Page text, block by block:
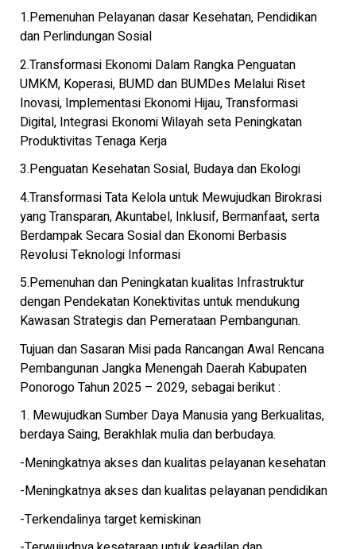
1.Pemenuhan Pelayanan dasar Kesehatan, Pendidikan
dan Perlindungan Sosial
2.Transformasi Ekonomi Dalam Rangka Penguatan
UMKM, Koperasi, BUMD dan BUMDes Melalui Riset
Inovasi, Implementasi Ekonomi Hijau, Transformasi
Digital, Integrasi Ekonomi Wilayah seta Peningkatan
Produktivitas Tenaga Kerja
3.Penguatan Kesehatan Sosial, Budaya dan Ekologi
4.Transformasi Tata Kelola untuk Mewujudkan Birokrasi
yang Transparan, Akuntabel, Inklusif, Bermanfaat, serta
Berdampak Secara Sosial dan Ekonomi Berbasis
Revolusi Teknologi Informasi
5.Pemenuhan dan Peningkatan kualitas Infrastruktur
dengan Pendekatan Konektivitas untuk mendukung
Kawasan Strategis dan Pemerataan Pembangunan.
Tujuan dan Sasaran Misi pada Rancangan Awal Rencana
Pembangunan Jangka Menengah Daerah Kabupaten
Ponorogo Tahun 2025 – 2029, sebagai berikut :
1. Mewujudkan Sumber Daya Manusia yang Berkualitas,
berdaya Saing, Berakhlak mulia dan berbudaya.
-Meningkatnya akses dan kualitas pelayanan kesehatan
-Meningkatnya akses dan kualitas pelayanan pendidikan
-Terkendalinya target kemiskinan